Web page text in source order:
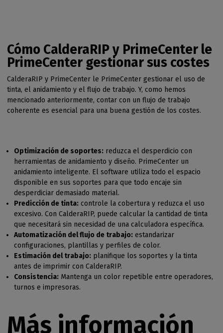
Cómo CalderaRIP y PrimeCenter le
PrimeCenter gestionar sus costes
CalderaRIP y PrimeCenter le PrimeCenter gestionar el uso de
tinta, el anidamiento y el flujo de trabajo. Y, como hemos
mencionado anteriormente, contar con un flujo de trabajo
coherente es esencial para una buena gestión de los costes.
Optimización de soportes: reduzca el desperdicio con
herramientas de anidamiento y diseño. PrimeCenter un
anidamiento inteligente. El software utiliza todo el espacio
disponible en sus soportes para que todo encaje sin
desperdiciar demasiado material.
Predicción de tinta: controle la cobertura y reduzca el uso
excesivo. Con CalderaRIP, puede calcular la cantidad de tinta
que necesitará sin necesidad de una calculadora específica.
Automatización del flujo de trabajo: estandarizar
configuraciones, plantillas y perfiles de color.
Estimación del trabajo: planifique los soportes y la tinta
antes de imprimir con CalderaRIP.
Consistencia: Mantenga un color repetible entre operadores,
turnos e impresoras.
Más información